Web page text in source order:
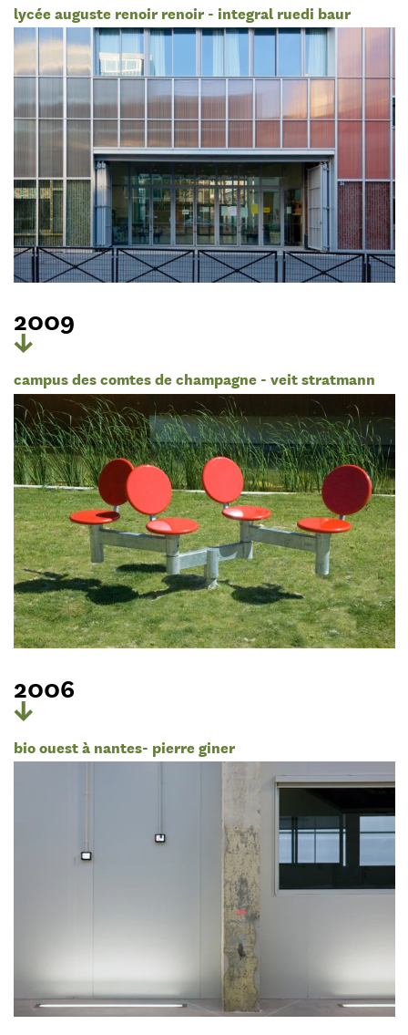
lycée auguste renoir renoir - integral ruedi baur
2009
campus des comtes de champagne - veit stratmann
2006
bio ouest à nantes- pierre giner